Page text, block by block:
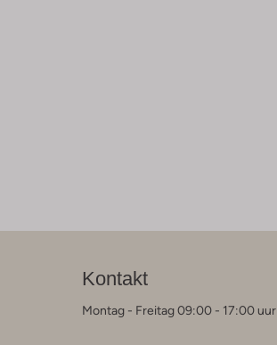
Kontakt
Montag - Freitag 09:00 - 17:00 uur